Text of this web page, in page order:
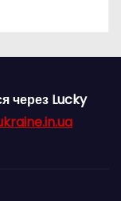
через Lucky